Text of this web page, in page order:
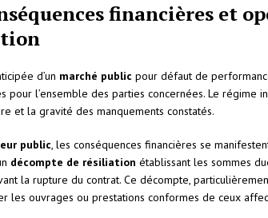
financières et
d’un marché public pour défaut de
pour l’ensemble des parties concernées. Le régime
et la gravité des manquements constatés.
public, les conséquences financières se
décompte de résiliation établissant les sommes
la rupture du contrat. Ce décompte,
les ouvrages ou prestations conformes de ceux